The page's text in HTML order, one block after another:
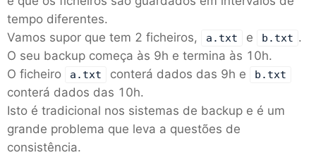
tempo diferentes.
Vamos supor que tem 2 ficheiros,
a.txt e b.txt .
O seu backup começa às 9h e termina às 10h.
O ficheiro
a.txt conterá dados das 9h e b.txt
conterá dados das 10h.
Isto é tradicional nos sistemas de backup e é um
grande problema que leva a questões de
consistência.